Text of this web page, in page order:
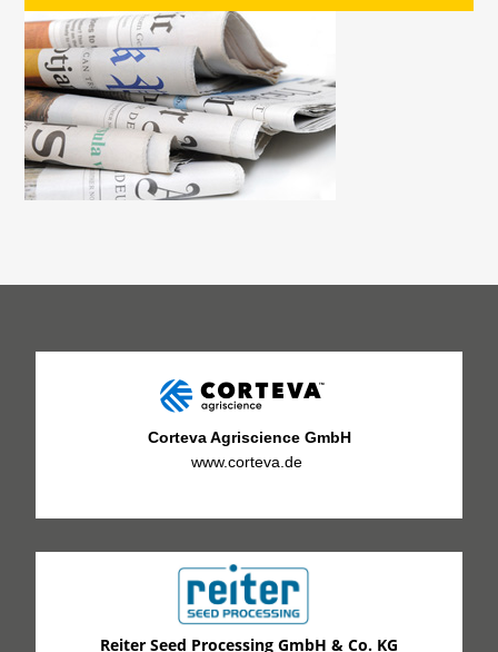
Corteva Agriscience GmbH
www.corteva.de
Reiter Seed Processing GmbH & Co. KG